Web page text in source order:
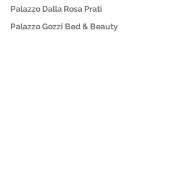
Palazzo Dalla Rosa Prati
Palazzo Gozzi Bed & Beauty